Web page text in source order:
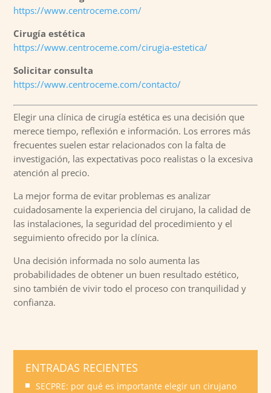
https://www.centroceme.com/
Cirugía estética
https://www.centroceme.com/cirugia-estetica/
Solicitar consulta
https://www.centroceme.com/contacto/
Elegir una clínica de cirugía estética es una decisión que
merece tiempo, reflexión e información. Los errores más
frecuentes suelen estar relacionados con la falta de
investigación, las expectativas poco realistas o la excesiva
atención al precio.
La mejor forma de evitar problemas es analizar
cuidadosamente la experiencia del cirujano, la calidad de
las instalaciones, la seguridad del procedimiento y el
seguimiento ofrecido por la clínica.
Una decisión informada no solo aumenta las
probabilidades de obtener un buen resultado estético,
sino también de vivir todo el proceso con tranquilidad y
confianza.
ENTRADAS RECIENTES
SECPRE: por qué es importante elegir un cirujano